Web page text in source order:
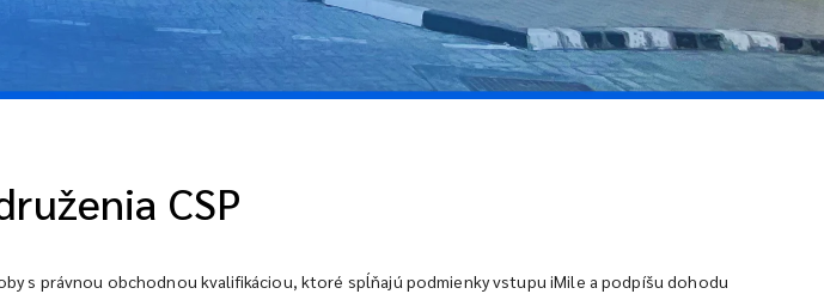
CSP
s právnou obchodnou kvalifikáciou, ktoré spĺňajú podmienky vstupu iMile a podpíšu dohodu